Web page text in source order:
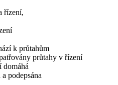
řízení,
k průtahům
průtahy v řízení
domáhá
podepsána